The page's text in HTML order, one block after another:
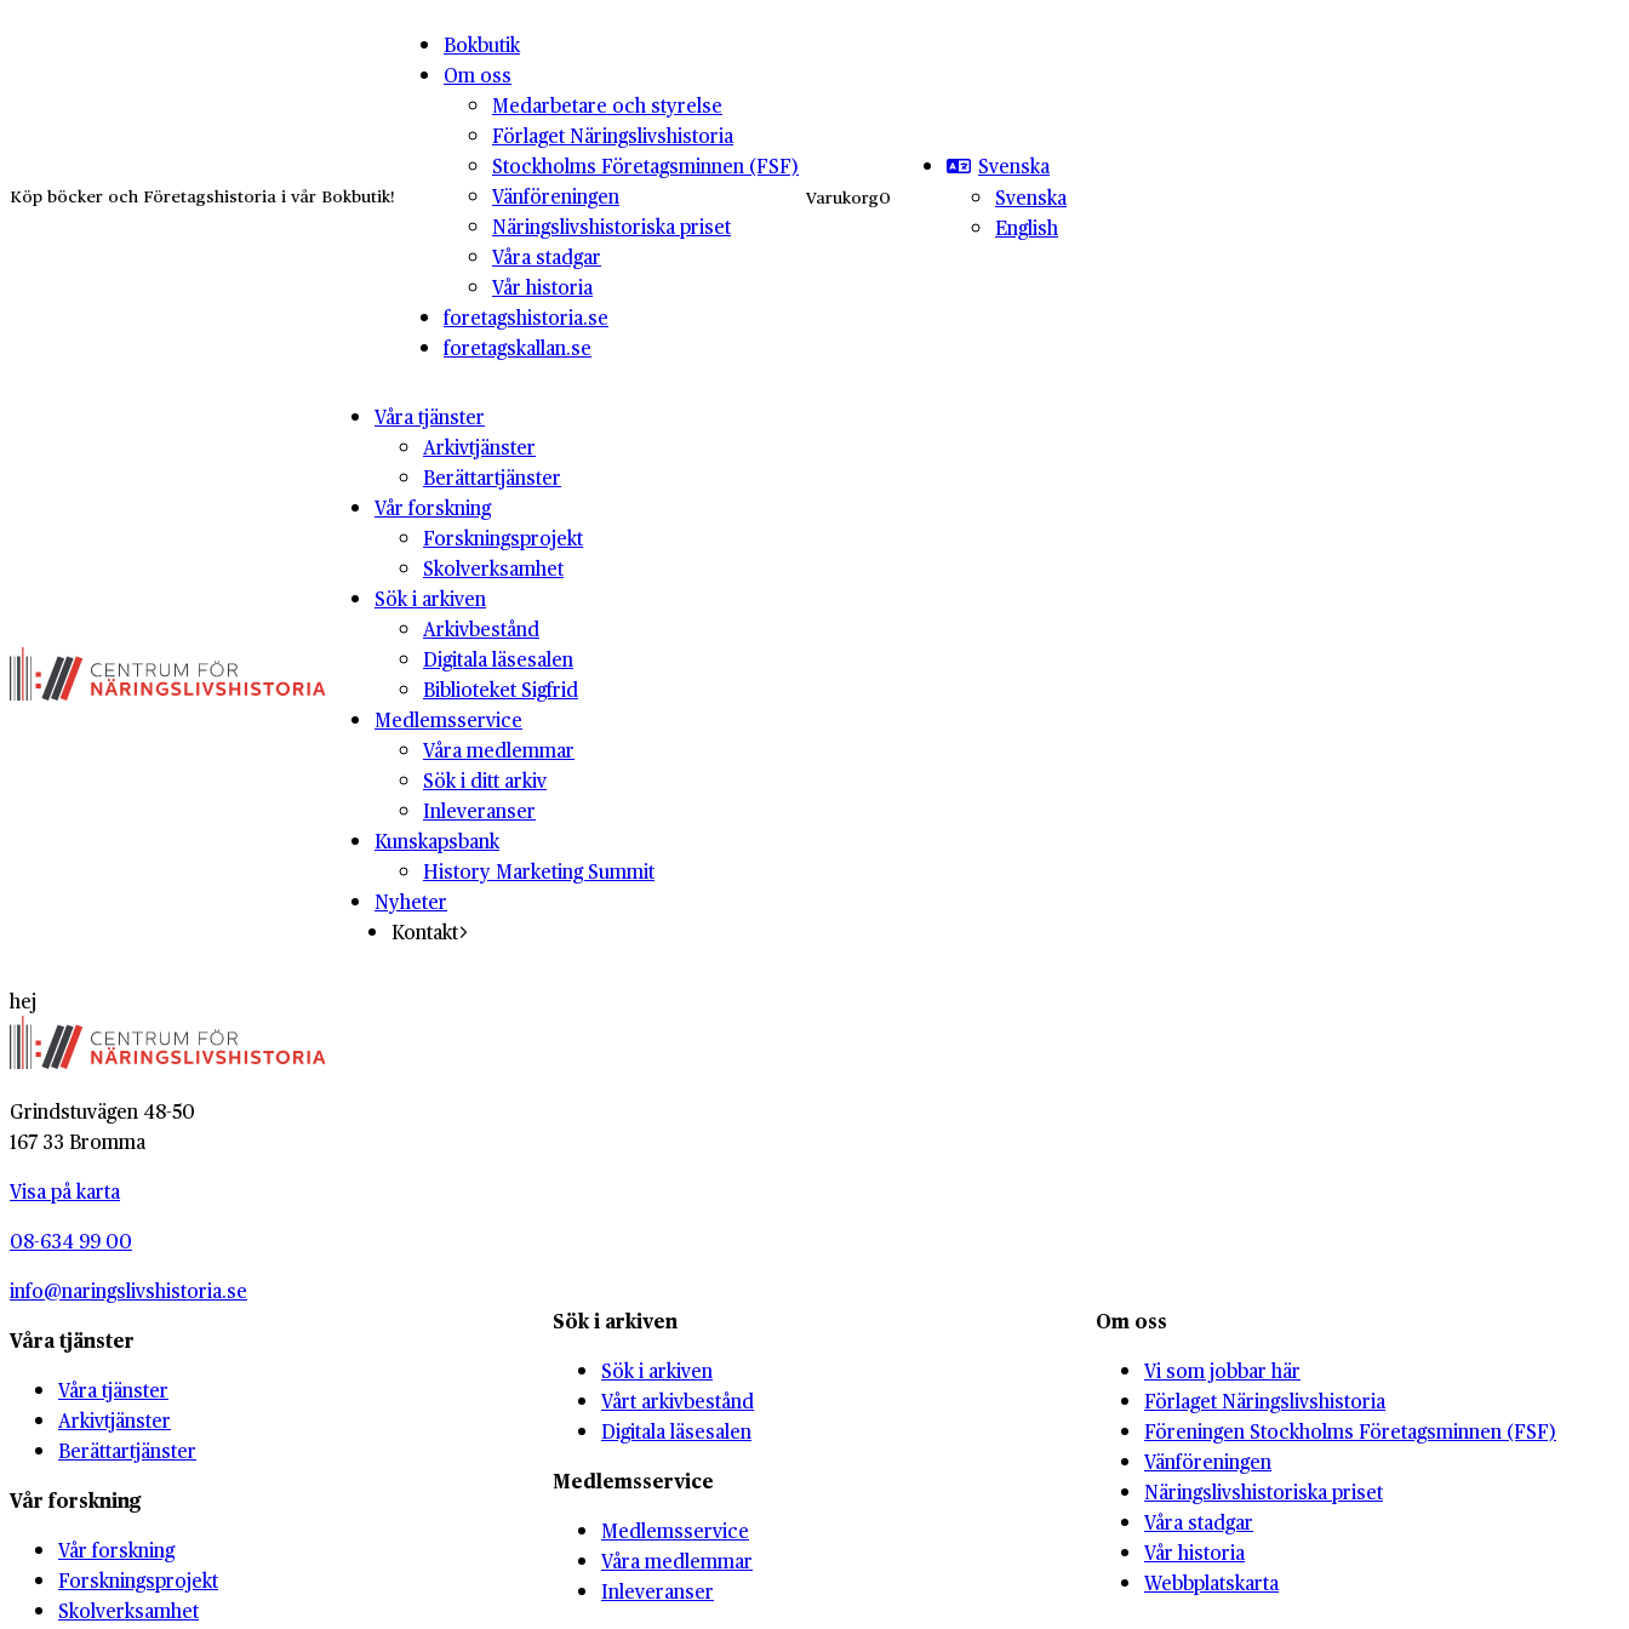
Köp böcker och Företagshistoria i vår Bokbutik!
Bokbutik
Om oss
Medarbetare och styrelse
Förlaget Näringslivshistoria
Stockholms Företagsminnen (FSF)
Vänföreningen
Näringslivshistoriska priset
Våra stadgar
Vår historia
foretagshistoria.se
foretagskallan.se
Varukorg0
Svenska
Svenska
English
Våra tjänster
Arkivtjänster
Berättartjänster
Vår forskning
Forskningsprojekt
Skolverksamhet
Sök i arkiven
Arkivbestånd
Digitala läsesalen
Biblioteket Sigfrid
Medlemsservice
Våra medlemmar
Sök i ditt arkiv
Inleveranser
Kunskapsbank
History Marketing Summit
Nyheter
Kontakt
hej
Grindstuvägen 48-50
167 33 Bromma
Visa på karta
08-634 99 00
info@naringslivshistoria.se
Våra tjänster
Våra tjänster
Arkivtjänster
Berättartjänster
Vår forskning
Vår forskning
Forskningsprojekt
Skolverksamhet
Sök i arkiven
Sök i arkiven
Vårt arkivbestånd
Digitala läsesalen
Medlemsservice
Medlemsservice
Våra medlemmar
Inleveranser
Om oss
Vi som jobbar här
Förlaget Näringslivshistoria
Föreningen Stockholms Företagsminnen (FSF)
Vänföreningen
Näringslivshistoriska priset
Våra stadgar
Vår historia
Webbplatskarta